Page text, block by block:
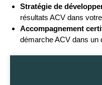
Stratégie de
résultats ACV dans
Accompagnement
démarche ACV dans un